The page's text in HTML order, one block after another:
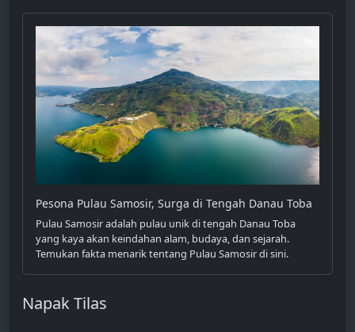
Pesona Pulau Samosir, Surga di Tengah Danau Toba
Pulau Samosir adalah pulau unik di tengah Danau Toba
yang kaya akan keindahan alam, budaya, dan sejarah.
Temukan fakta menarik tentang Pulau Samosir di sini.
Napak Tilas